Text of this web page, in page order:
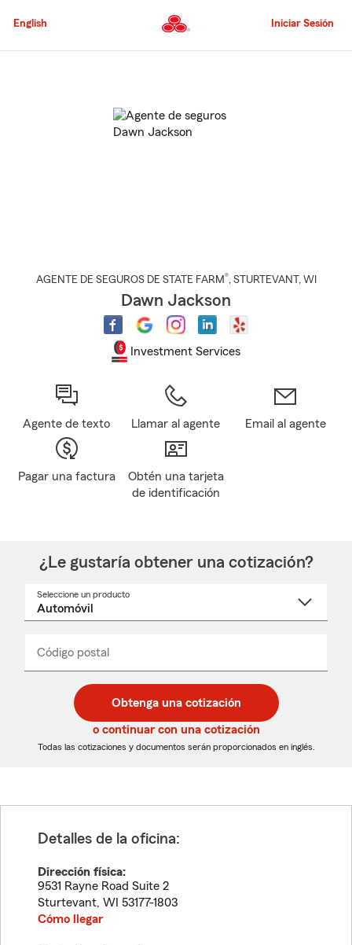
al
principal
English Iniciar Sesión
AGENTE DE SEGUROS DE STATE FARM®, STURTEVANT , WI
Dawn Jackson
Investment Services
Agente de texto Llamar al agente Email al agente
Pagar una factura
Obtén una tarjeta
de identificación
¿Le gustaría obtener una cotización?
Seleccione un producto
desplegable
Código postal
de
5
dígitos
de
5
dígitos
_____
Obtenga una cotización
o continuar con una cotización
Todas las cotizaciones y documentos serán proporcionados en inglés.
Detalles de la oficina:
Dirección física:
9531 Rayne Road Suite 2
Sturtevant, WI 53177-1803
Cómo llegar